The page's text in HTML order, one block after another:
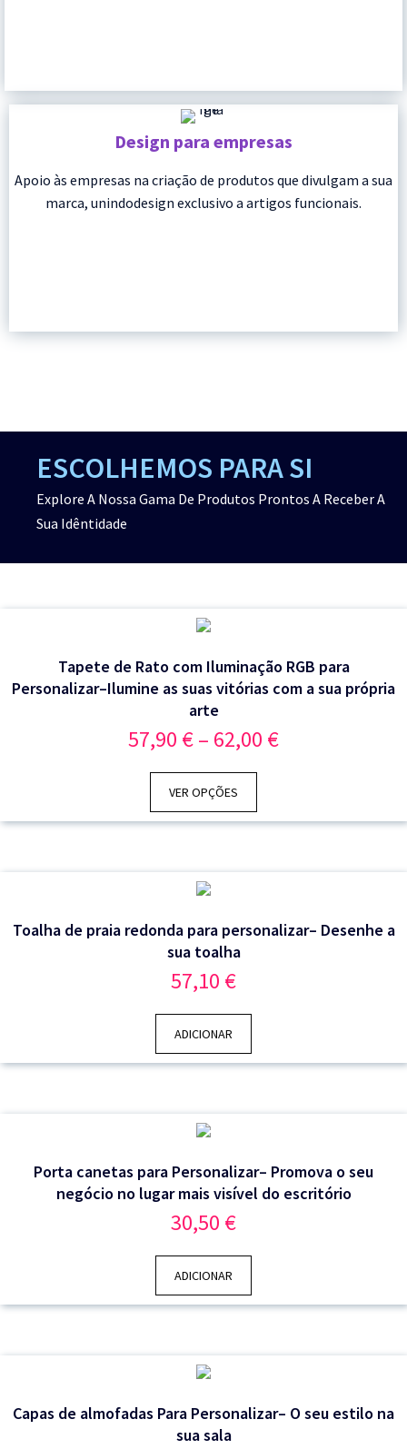
Design para empresas
Apoio às empresas na criação de produtos que divulgam a sua
marca, unindodesign exclusivo a artigos funcionais.
ESCOLHEMOS PARA SI
Explore A Nossa Gama De Produtos Prontos A Receber A
Sua Idêntidade
Tapete de Rato com Iluminação RGB para
Personalizar–Ilumine as suas vitórias com a sua própria
arte
57,90 €– 62,00 €Price
VER OPÇÕES
Toalha de praia redonda para personalizar– Desenhe a
sua toalha
57,10 €
ADICIONAR
Porta canetas para Personalizar– Promova o seu
negócio no lugar mais visível do escritório
30,50 €
ADICIONAR
Capas de almofadas Para Personalizar– O seu estilo na
sua sala